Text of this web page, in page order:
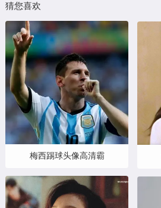
猜您喜欢
梅西踢球头像高清霸